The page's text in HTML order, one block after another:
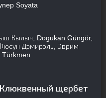
Soyata
Кылыч, Dogukan Güngör,
Дэмирэль, Эврим
Türkmen
щербет